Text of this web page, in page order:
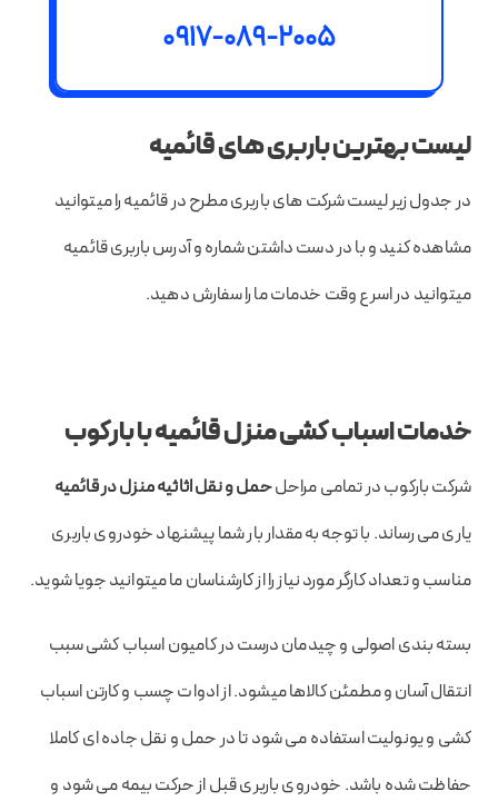
0917-089-2005
لیست بهترین باربری های قائمیه
در جدول زیر لیست شرکت های باربری مطرح در قائمیه را میتوانید
مشاهده کنید و با در دست داشتن شماره و آدرس باربری قائمیه
میتوانید در اسرع وقت خدمات ما را سفارش دهید.
خدمات اسباب کشی منزل قائمیه با بارکوب
شرکت بارکوب در تمامی مراحلحمل و نقل اثاثیه منزل در قائمیه
یاری می رساند. با توجه به مقدار بار شما پیشنهاد خودروی باربری
مناسب و تعداد کارگر مورد نیاز را از کارشناسان ما میتوانید جویا شوید.
بسته بندی اصولی و چیدمان درست در کامیون اسباب کشی سبب
انتقال آسان و مطمئن کالاها میشود. از ادوات چسب و کارتن اسباب
کشی و یونولیت استفاده می شود تا در حمل و نقل جاده ای کاملا
حفاظت شده باشد. خودروی باربری قبل از حرکت بیمه می شود و